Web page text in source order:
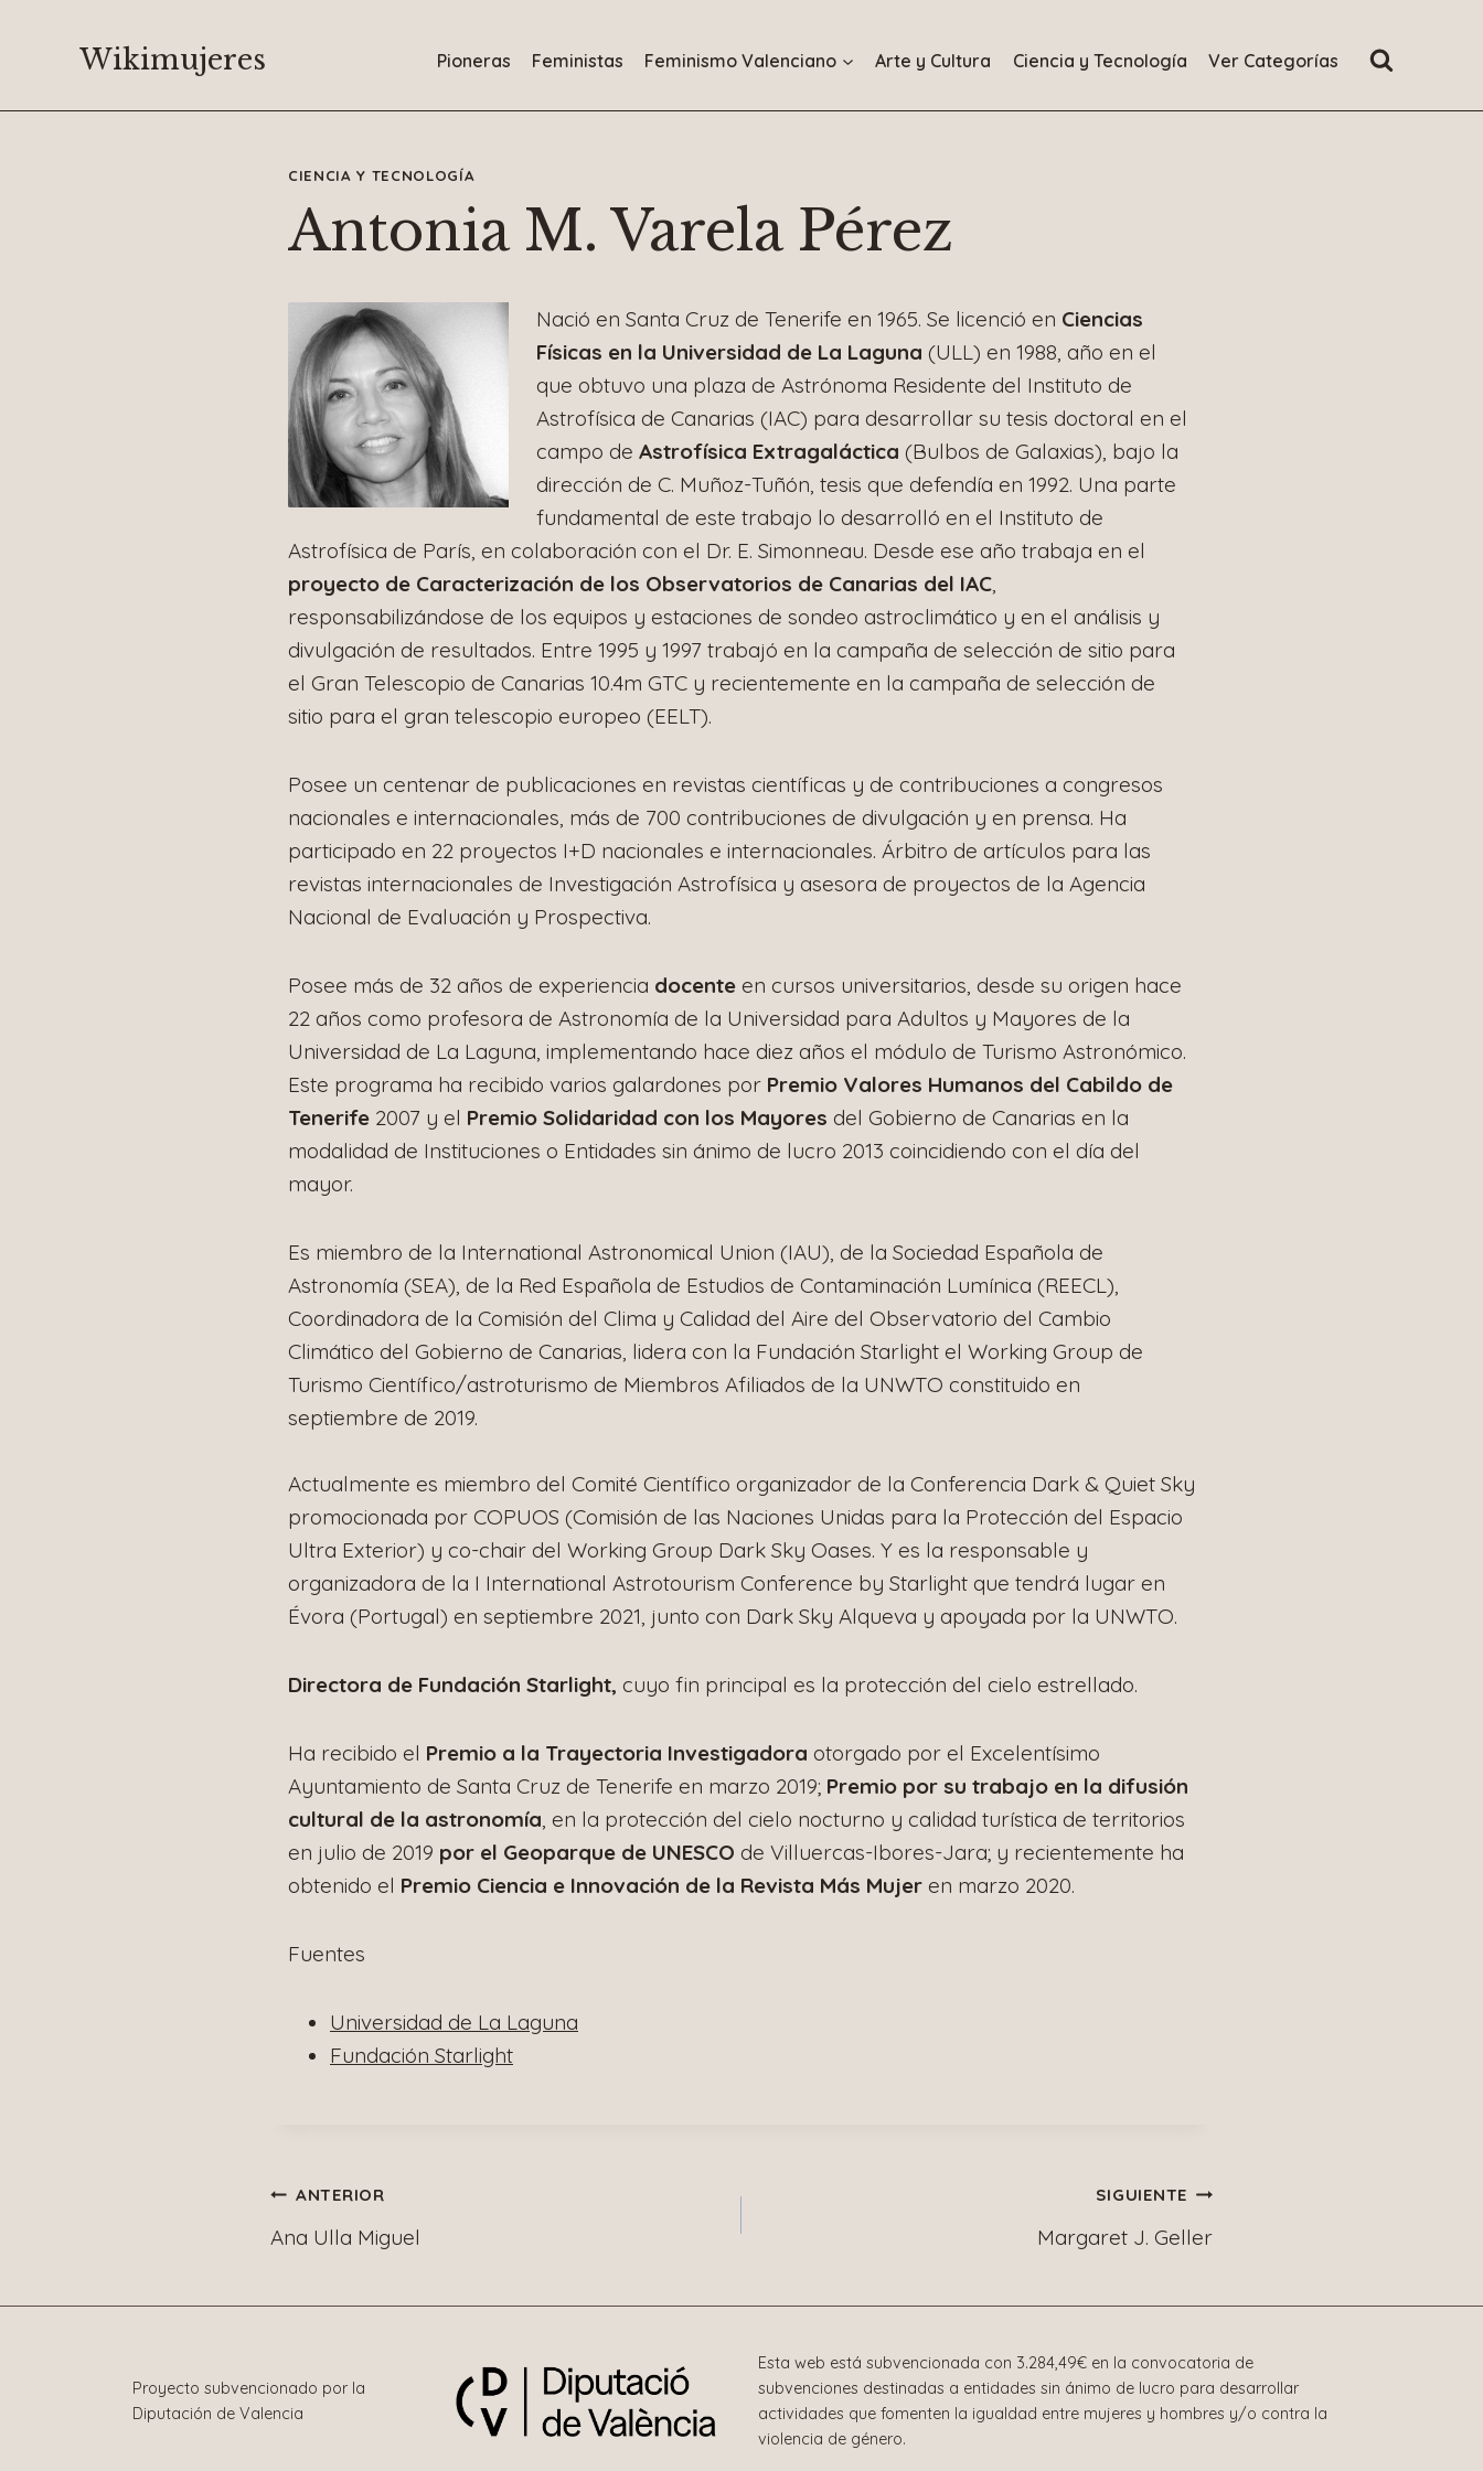
Wikimujeres Pioneras Feministas Feminismo Valenciano Arte y Cultura Ciencia y Tecnología Ver Categorías
CIENCIA Y TECNOLOGÍA
Antonia M. Varela Pérez
Nació en Santa Cruz de Tenerife en 1965. Se licenció en Ciencias
Físicas en la Universidad de La Laguna (ULL) en 1988, año en el
que obtuvo una plaza de Astrónoma Residente del Instituto de
Astrofísica de Canarias (IAC) para desarrollar su tesis doctoral en el
campo de Astrofísica Extragaláctica (Bulbos de Galaxias), bajo la
dirección de C. Muñoz-Tuñón, tesis que defendía en 1992. Una parte
fundamental de este trabajo lo desarrolló en el Instituto de
Astrofísica de París, en colaboración con el Dr. E. Simonneau. Desde ese año trabaja en el
proyecto de Caracterización de los Observatorios de Canarias del IAC
responsabilizándose de los equipos y estaciones de sondeo astroclimático y en el análisis y
divulgación de resultados. Entre 1995 y 1997 trabajó en la campaña de selección de sitio para
el Gran Telescopio de Canarias 10.4m GTC y recientemente en la campaña de selección de
sitio para el gran telescopio europeo (EELT).
Posee un centenar de publicaciones en revistas científicas y de contribuciones a congresos
nacionales e internacionales, más de 700 contribuciones de divulgación y en prensa. Ha
participado en 22 proyectos I+D nacionales e internacionales. Árbitro de artículos para las
revistas internacionales de Investigación Astrofísica y asesora de proyectos de la Agencia
Nacional de Evaluación y Prospectiva.
Posee más de 32 años de experiencia docente en cursos universitarios, desde su origen hace
22 años como profesora de Astronomía de la Universidad para Adultos y Mayores de la
Universidad de La Laguna, implementando hace diez años el módulo de Turismo Astronómico.
Este programa ha recibido varios galardones por Premio Valores Humanos del Cabildo de
Tenerife 2007 y el Premio Solidaridad con los Mayores del Gobierno de Canarias en la
modalidad de Instituciones o Entidades sin ánimo de lucro 2013 coincidiendo con el día del
mayor.
Es miembro de la International Astronomical Union (IAU), de la Sociedad Española de
Astronomía (SEA), de la Red Española de Estudios de Contaminación Lumínica (REECL),
Coordinadora de la Comisión del Clima y Calidad del Aire del Observatorio del Cambio
Climático del Gobierno de Canarias, lidera con la Fundación Starlight el Working Group de
Turismo Científico/astroturismo de Miembros Afiliados de la UNWTO constituido en
septiembre de 2019.
Actualmente es miembro del Comité Científico organizador de la Conferencia Dark & Quiet Sky
promocionada por COPUOS (Comisión de las Naciones Unidas para la Protección del Espacio
Ultra Exterior) y co-chair del Working Group Dark Sky Oases. Y es la responsable y
organizadora de la I International Astrotourism Conference by Starlight que tendrá lugar en
Évora (Portugal) en septiembre 2021, junto con Dark Sky Alqueva y apoyada por la UNWTO.
Directora de Fundación Starlight, cuyo fin principal es la protección del cielo estrellado.
Ha recibido el Premio a la Trayectoria Investigadora otorgado por el Excelentísimo
Ayuntamiento de Santa Cruz de Tenerife en marzo 2019; Premio por su trabajo en la difusión
cultural de la astronomía , en la protección del cielo nocturno y calidad turística de territorios
en julio de 2019 por el Geoparque de UNESCO de Villuercas-Ibores-Jara; y recientemente ha
obtenido el Premio Ciencia e Innovación de la Revista Más Mujer en marzo 2020.
Fuentes
Universidad de La Laguna
Fundación Starlight
Navegación
de
entradas
ANTERIOR
Ana Ulla Miguel
SIGUIENTE
Margaret J. Geller
Proyecto subvencionado por la
Diputación de Valencia
Esta web está subvencionada con 3.284,49€ en la convocatoria de
subvenciones destinadas a entidades sin ánimo de lucro para desarrollar
actividades que fomenten la igualdad entre mujeres y hombres y/o contra la
violencia de género.